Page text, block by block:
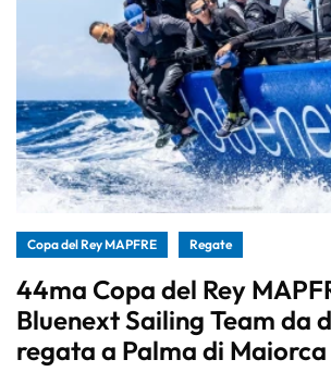
Copa del Rey MAPFRE Regate
44ma Copa del Rey
Bluenext Sailing Team da
regata a Palma di Maiorca